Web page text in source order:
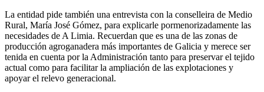
La entidad pide también una entrevista con la conselleira de Medio
Rural, María José Gómez, para explicarle pormenorizadamente las
necesidades de A Limia. Recuerdan que es una de las zonas de
producción agroganadera más importantes de Galicia y merece ser
tenida en cuenta por la Administración tanto para preservar el tejido
actual como para facilitar la ampliación de las explotaciones y
apoyar el relevo generacional.